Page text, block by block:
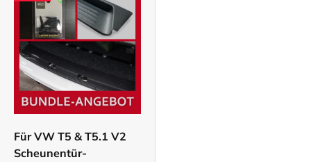
Für VW T5 & T5.1 V2
Scheunentür-